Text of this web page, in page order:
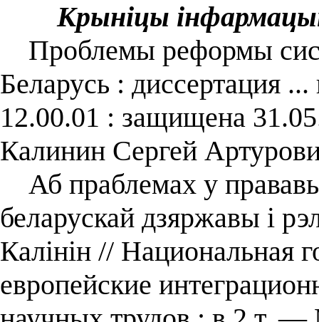
Крыніцы
Проблемы реформы
Беларусь : диссертация
12.00.01 : защищена
Калинин Сергей
Аб праблемах у
беларускай дзяржавы і
Калінін // Национальная
европейские